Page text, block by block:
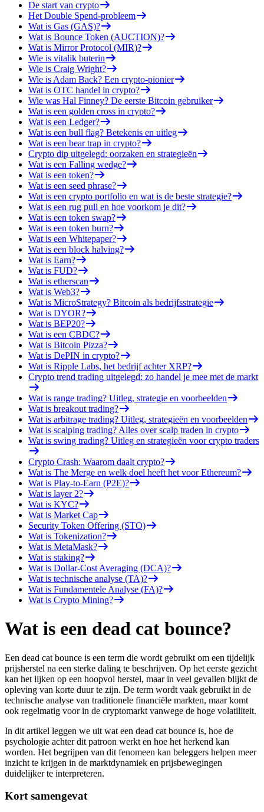
De start van crypto
Het Double Spend-probleem
Wat is Gas (GAS)?
Wat is Bounce Token (AUCTION)?
Wat is Mirror Protocol (MIR)?
Wie is vitalik buterin
Wie is Craig Wright?
Wie is Adam Back? Een crypto-pionier
Wat is OTC handel in crypto?
Wie was Hal Finney? De eerste Bitcoin gebruiker
Wat is een golden cross in crypto?
Wat is een Ledger?
Wat is een bull flag? Betekenis en uitleg
Wat is een bear trap in crypto?
Crypto dip uitgelegd: oorzaken en strategieën
Wat is een Falling wedge?
Wat is een token?
Wat is een seed phrase?
Wat is een crypto portfolio en wat is de beste strategie?
Wat is een rug pull en hoe voorkom je dit?
Wat is een token swap?
Wat is een token burn?
Wat is een Whitepaper?
Wat is een block halving?
Wat is Earn?
Wat is FUD?
Wat is etherscan
Wat is Web3?
Wat is MicroStrategy? Bitcoin als bedrijfsstrategie
Wat is DYOR?
Wat is BEP20?
Wat is een CBDC?
Wat is Bitcoin Pizza?
Wat is DePIN in crypto?
Wat is Ripple Labs, het bedrijf achter XRP?
Crypto trend trading uitgelegd: zo handel je mee met de markt
Wat is range trading? Uitleg, strategie en voorbeelden
Wat is breakout trading?
Wat is arbitrage trading? Uitleg, strategieën en voorbeelden
Wat is scalping trading? Alles over scalp traden in crypto
Wat is swing trading? Uitleg en strategieën voor crypto traders
Crypto Crash: Waarom daalt crypto?
Wat is The Merge en welk doel heeft het voor Ethereum?
Wat is Play-to-Earn (P2E)?
Wat is layer 2?
Wat is KYC?
Wat is Market Cap
Security Token Offering (STO)
Wat is Tokenization?
Wat is MetaMask?
Wat is staking?
Wat is Dollar-Cost Averaging (DCA)?
Wat is technische analyse (TA)?
Wat is Fundamentele Analyse (FA)?
Wat is Crypto Mining?
Wat is een dead cat bounce?
Een dead cat bounce is een term die wordt gebruikt om een tijdelijk
prijsherstel na een sterke daling te beschrijven. Op het eerste gezicht
kan het lijken op een hoopvol herstel, maar in veel gevallen blijkt de
opleving van korte duur te zijn. De term wordt vaak gebruikt in de
technische analyse van traditionele financiële markten, maar komt
ook regelmatig voor in de cryptomarkt vanwege de hoge volatiliteit.
In dit artikel leggen we uit wat een dead cat bounce is, hoe de
psychologie achter dit patroon werkt en hoe het herkend kan
worden. Het begrijpen van dit fenomeen kan beleggers helpen meer
inzicht te krijgen in de marktdynamiek en prijsbewegingen
duidelijker te interpreteren.
Kort samengevat